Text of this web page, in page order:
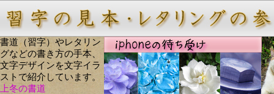
書道（習字）やレタリン
グなどの書き方の手本、
文字デザインを文字イラ
ストで紹介しています。
上冬の書道